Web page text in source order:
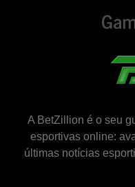
A BetZillion é o seu
esportivas online:
últimas notícias